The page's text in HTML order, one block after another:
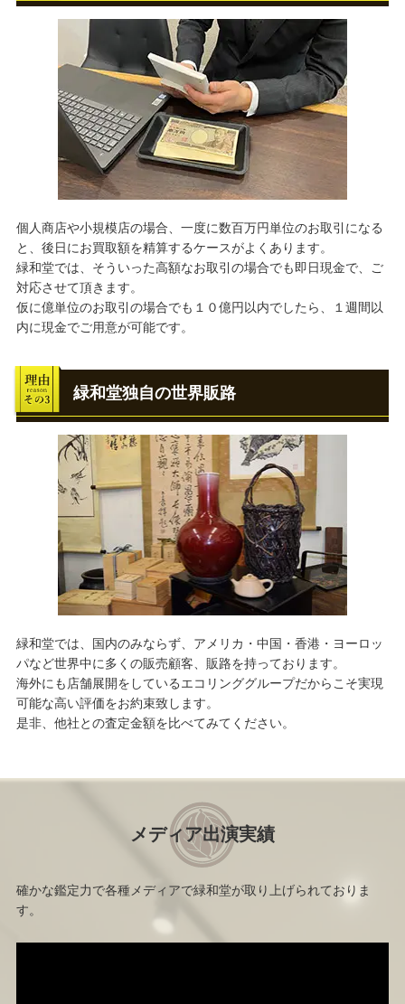
個人商店や小規模店の場合、一度に数百万円単位のお取引になる
と、後日にお買取額を精算するケースがよくあります。
緑和堂では、そういった高額なお取引の場合でも即日現金で、ご
対応させて頂きます。
仮に億単位のお取引の場合でも１０億円以内でしたら、１週間以
内に現金でご用意が可能です。
緑和堂独自の世界販路
緑和堂では、国内のみならず、アメリカ・中国・香港・ヨーロッ
パなど世界中に多くの販売顧客、販路を持っております。
海外にも店舗展開をしているエコリンググループだからこそ実現
可能な高い評価をお約束致します。
是非、他社との査定金額を比べてみてください。
メディア出演実績
確かな鑑定力で各種メディアで緑和堂が取り上げられておりま
す。